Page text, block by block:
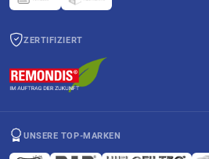
ZERTIFIZIERT
UNSERE TOP-MARKEN